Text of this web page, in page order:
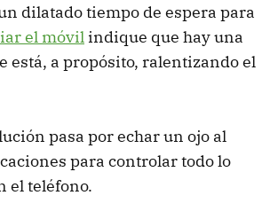
dilatado tiempo de espera para
el móvil indique que hay una
está, a propósito, ralentizando el
pasa por echar un ojo al
para controlar todo lo
el teléfono.